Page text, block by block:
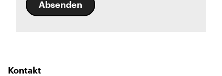
Absenden
Kontakt